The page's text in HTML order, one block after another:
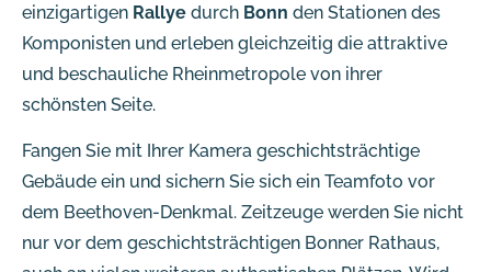
einzigartigen Rallye durch Bonn den Stationen des
Komponisten und erleben gleichzeitig die attraktive
und beschauliche Rheinmetropole von ihrer
schönsten Seite.
Fangen Sie mit Ihrer Kamera geschichtsträchtige
Gebäude ein und sichern Sie sich ein Teamfoto vor
dem Beethoven-Denkmal. Zeitzeuge werden Sie nicht
nur vor dem geschichtsträchtigen Bonner Rathaus,